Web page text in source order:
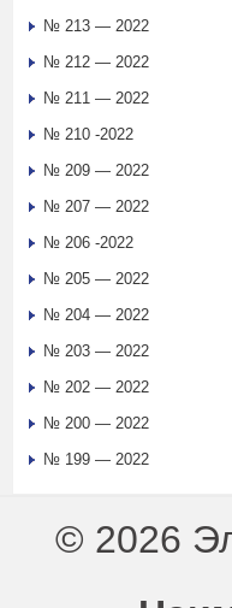
№ 213 — 2022
№ 212 — 2022
№ 211 — 2022
№ 210 -2022
№ 209 — 2022
№ 207 — 2022
№ 206 -2022
№ 205 — 2022
№ 204 — 2022
№ 203 — 2022
№ 202 — 2022
№ 200 — 2022
№ 199 — 2022
© 2026